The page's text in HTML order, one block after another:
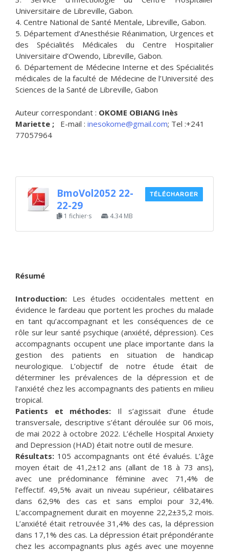
Universitaire de Libreville, Gabon.
4. Centre National de Santé Mentale, Libreville, Gabon.
5. Département d’Anesthésie Réanimation, Urgences et
des Spécialités Médicales du Centre Hospitalier
Universitaire d’Owendo, Libreville, Gabon.
6. Département de Médecine Interne et des Spécialités
médicales de la faculté de Médecine de l’Université des
Sciences de la Santé de Libreville, Gabon
Auteur correspondant : OKOME OBIANG Inès
Mariette ;
E-mail : inesokome@gmail.com; Tel :+241
77057964
BmoVol2052 22-
22-29
1 fichier·s 4.34 MB
TÉLÉCHARGER
Résumé
Introduction: Les études occidentales mettent en
évidence le fardeau que portent les proches du malade
en tant qu’accompagnant et les conséquences de ce
rôle sur leur santé psychique (anxiété, dépression). Ces
accompagnants occupent une place importante dans la
gestion des patients en situation de handicap
neurologique. L’objectif de notre étude était de
déterminer les prévalences de la dépression et de
l’anxiété chez les accompagnants des patients en milieu
tropical.
Patients et méthodes: Il s’agissait d’une étude
transversale, descriptive s’étant déroulée sur 06 mois,
de mai 2022 à octobre 2022. L’échelle Hospital Anxiety
and Depression (HAD) était notre outil de mesure.
Résultats: 105 accompagnants ont été évalués. L’âge
moyen était de 41,2±12 ans (allant de 18 à 73 ans),
avec une prédominance féminine avec 71,4% de
l’effectif. 49,5% avait un niveau supérieur, célibataires
dans 62,9% des cas et sans emploi pour 32,4%.
L’accompagnement durait en moyenne 22,2±35,2 mois.
L’anxiété était retrouvée 31,4% des cas, la dépression
dans 17,1% des cas. La dépression était prépondérante
chez les accompagnants plus agés avec une moyenne